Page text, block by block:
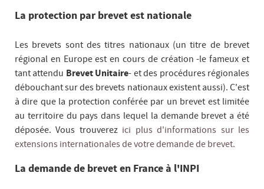
La protection par brevet est nationale
Les brevets sont des titres nationaux (un titre de brevet
régional en Europe est en cours de création -le fameux et
tant attendu Brevet Unitaire- et des procédures régionales
débouchant sur des brevets nationaux existent aussi). C'est
à dire que la protection conférée par un brevet est limitée
au territoire du pays dans lequel la demande brevet a été
déposée. Vous trouverez ici plus d'informations sur les
extensions internationales de votre demande de brevet.
La demande de brevet en France à l'INPI